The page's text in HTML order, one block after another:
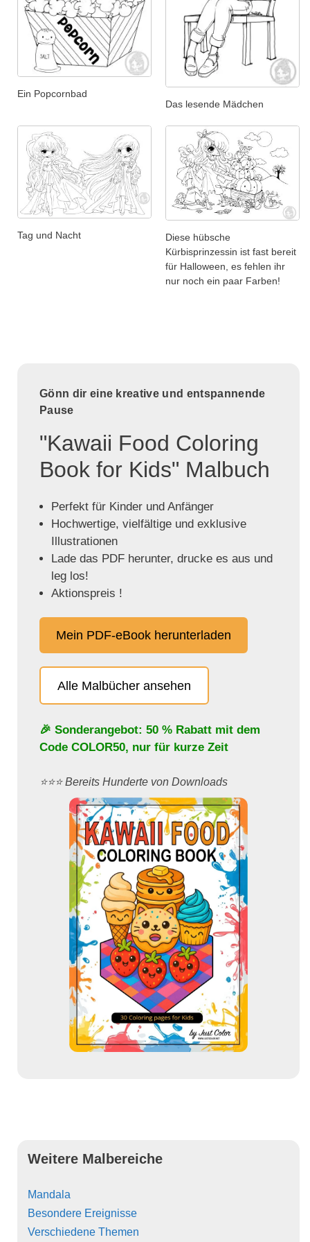
Ein Popcornbad
Das lesende Mädchen
Tag und Nacht
Diese hübsche
Kürbisprinzessin ist fast bereit
für Halloween, es fehlen ihr
nur noch ein paar Farben!
Gönn dir eine kreative und entspannende
Pause
"Kawaii Food Coloring
Book for Kids" Malbuch
Perfekt für Kinder und Anfänger
Hochwertige, vielfältige und exklusive
Illustrationen
Lade das PDF herunter, drucke es aus und
leg los!
Aktionspreis !
Mein PDF-eBook herunterladen
Alle Malbücher ansehen
🎉 Sonderangebot: 50 % Rabatt mit dem
Code COLOR50, nur für kurze Zeit
⭐️⭐️⭐️ Bereits Hunderte von Downloads
Weitere Malbereiche
Mandala
Besondere Ereignisse
Verschiedene Themen